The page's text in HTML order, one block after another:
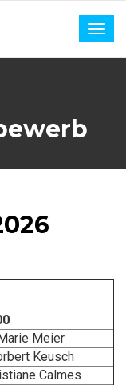
Meier
Keusch
Calmes